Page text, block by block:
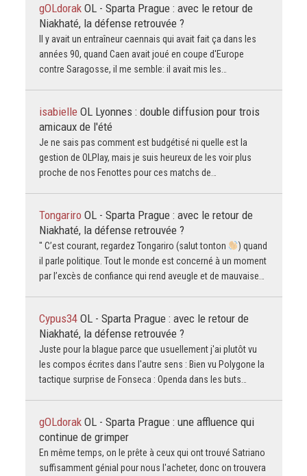
gOLdorak OL - Sparta Prague : avec le retour de
Niakhaté, la défense retrouvée ?
Il y avait un entraîneur caennais qui avait fait ça dans les
années 90, quand Caen avait joué en coupe d'Europe
contre Saragosse, il me semble: il avait mis les…
isabielle OL Lyonnes : double diffusion pour trois
amicaux de l'été
Je ne sais pas comment est budgétisé ni quelle est la
gestion de OLPlay, mais je suis heureux de les voir plus
proche de nos Fenottes pour ces matchs de…
Tongariro OL - Sparta Prague : avec le retour de
Niakhaté, la défense retrouvée ?
" C’est courant, regardez Tongariro (salut tonton
) quand
il parle politique. Tout le monde est concerné à un moment
par l’excès de confiance qui rend aveugle et de mauvaise…
Cypus34 OL - Sparta Prague : avec le retour de
Niakhaté, la défense retrouvée ?
Juste pour la blague parce que usuellement j'ai plutôt vu
les compos écrites dans l'autre sens : Bien vu Polygone la
tactique surprise de Fonseca : Openda dans les buts…
gOLdorak OL - Sparta Prague : une affluence qui
continue de grimper
En même temps, on le prête à ceux qui ont trouvé Satriano
suffisamment génial pour nous l'acheter, donc on trouvera